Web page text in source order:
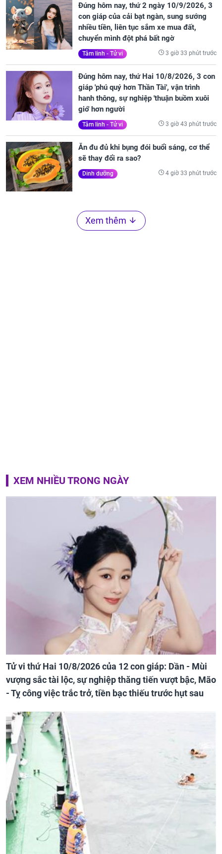
Đúng hôm nay, thứ 2 ngày 10/9/2026, 3
con giáp của cải bạt ngàn, sung sướng
nhiều tiền, liên tục sắm xe mua đất,
chuyển mình đột phá bất ngờ
Tâm linh - Tử vi 3 giờ 33 phút trước
Đúng hôm nay, thứ Hai 10/8/2026, 3 con
giáp 'phú quý hơn Thần Tài', vận trình
hanh thông, sự nghiệp 'thuận buồm xuôi
gió' hơn người
Tâm linh - Tử vi 3 giờ 43 phút trước
Ăn đu đủ khi bụng đói buổi sáng, cơ thể
sẽ thay đổi ra sao?
Dinh dưỡng 4 giờ 33 phút trước
Xem thêm
XEM NHIỀU TRONG NGÀY
Tử vi thứ Hai 10/8/2026 của 12 con giáp: Dần - Mùi
vượng sắc tài lộc, sự nghiệp thăng tiến vượt bậc, Mão
- Tỵ công việc trắc trở, tiền bạc thiếu trước hụt sau